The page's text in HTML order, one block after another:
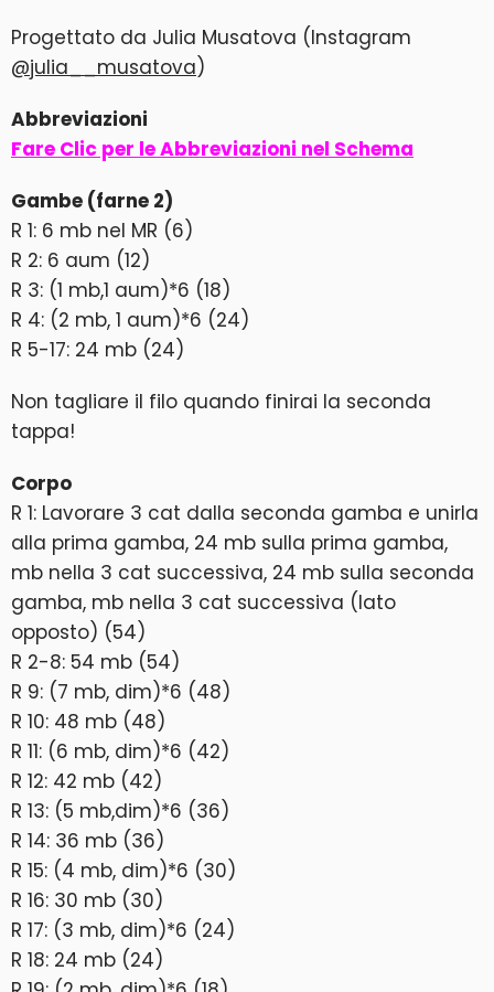
Progettato da Julia Musatova (Instagram
@julia__musatova)
Abbreviazioni
Fare Clic per le Abbreviazioni nel Schema
Gambe (farne 2)
R 1: 6 mb nel MR (6)
R 2: 6 aum (12)
R 3: (1 mb,1 aum)*6 (18)
R 4: (2 mb, 1 aum)*6 (24)
R 5-17: 24 mb (24)
Non tagliare il filo quando finirai la seconda
tappa!
Corpo
R 1: Lavorare 3 cat dalla seconda gamba e unirla
alla prima gamba, 24 mb sulla prima gamba,
mb nella 3 cat successiva, 24 mb sulla seconda
gamba, mb nella 3 cat successiva (lato
opposto) (54)
R 2-8: 54 mb (54)
R 9: (7 mb, dim)*6 (48)
R 10: 48 mb (48)
R 11: (6 mb, dim)*6 (42)
R 12: 42 mb (42)
R 13: (5 mb,dim)*6 (36)
R 14: 36 mb (36)
R 15: (4 mb, dim)*6 (30)
R 16: 30 mb (30)
R 17: (3 mb, dim)*6 (24)
R 18: 24 mb (24)